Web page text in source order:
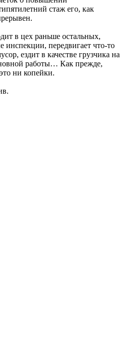
стаж его, как
в цех раньше остальных,
инспекции, передвигает что-то
ездит в качестве грузчика на
работы… Как прежде,
ни копейки.